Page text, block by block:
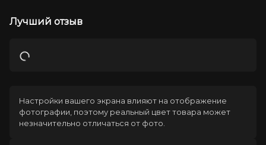
Лучший отзыв
Загрузка
Настройки вашего экрана влияют на отображение
фотографии, поэтому реальный цвет товара может
незначительно отличаться от фото.